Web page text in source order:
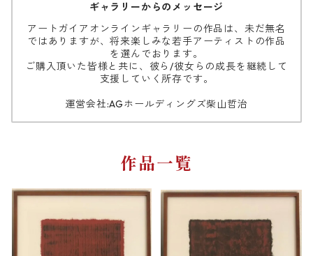
ギャラリーからのメッセージ
アートガイアオンラインギャラリーの作品は、未だ無名
ではありますが、将来楽しみな若手アーティストの作品
を選んでおります。
ご購入頂いた皆様と共に、彼ら/彼女らの成長を継続して
支援していく所存です。
運営会社:AGホールディングズ柴山哲治
作品一覧